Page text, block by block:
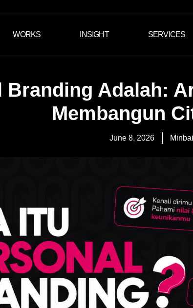
WORKS INSIGHT SERVICES
Branding Adalah:
Membangun
June 8, 2026